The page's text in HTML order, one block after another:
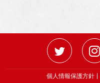
個人情報保護方針